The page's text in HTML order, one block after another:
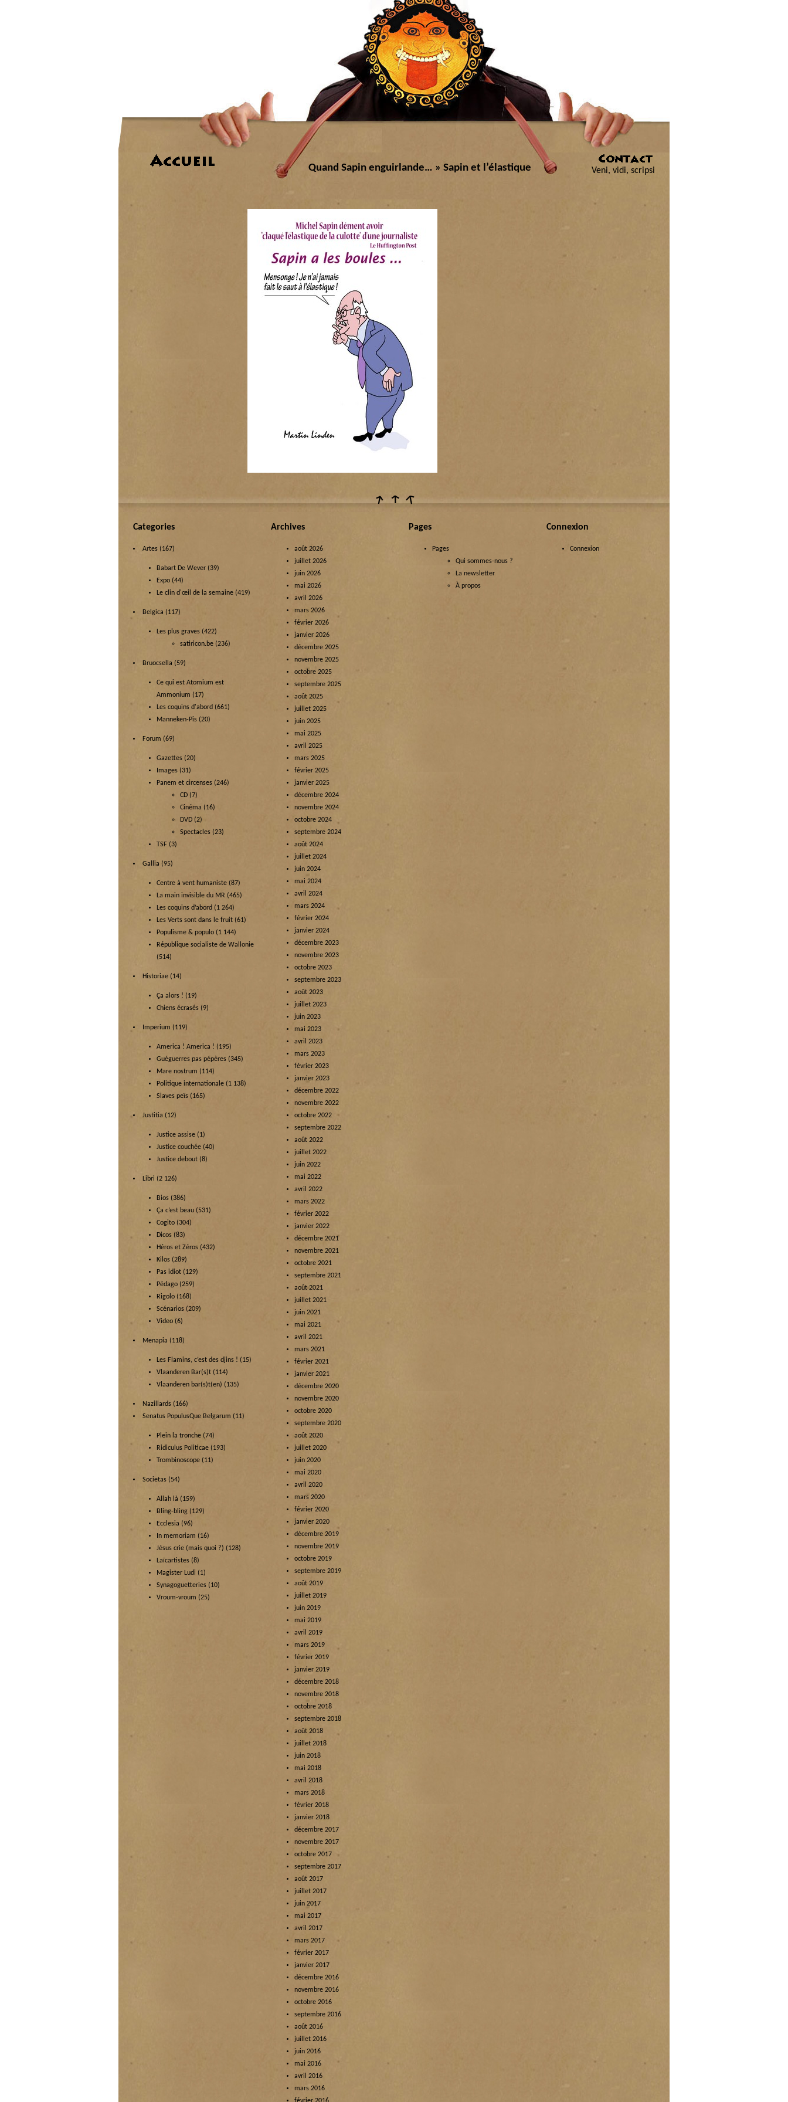
Quand Sapin enguirlande… » Sapin et l’élastique Veni, vidi, scripsi
Categories
Artes (167)
Babart De Wever (39)
Expo (44)
Le clin d'œil de la semaine (419)
Belgica (117)
Les plus graves (422)
satiricon.be (236)
Bruocsella (59)
Ce qui est Atomium est
Ammonium (17)
Les coquins d'abord (661)
Manneken-Pis (20)
Forum (69)
Gazettes (20)
Images (31)
Panem et circenses (246)
CD (7)
Cinéma (16)
DVD (2)
Spectacles (23)
TSF (3)
Gallia (95)
Centre à vent humaniste (87)
La main invisible du MR (465)
Les coquins d’abord (1 264)
Les Verts sont dans le fruit (61)
Populisme & populo (1 144)
République socialiste de Wallonie
(514)
Historiae (14)
Ça alors ! (19)
Chiens écrasés (9)
Imperium (119)
America ! America ! (195)
Guéguerres pas pépères (345)
Mare nostrum (114)
Politique internationale (1 138)
Slaves peïs (165)
Justitia (12)
Justice assise (1)
Justice couchée (40)
Justice debout (8)
Libri (2 126)
Bios (386)
Ça c’est beau (531)
Cogito (304)
Dicos (83)
Héros et Zéros (432)
Kilos (289)
Pas idiot (129)
Pédago (259)
Rigolo (168)
Scénarios (209)
Video (6)
Menapia (118)
Les Flamins, c’est des djins ! (15)
Vlaanderen Bar(s)t (114)
Vlaanderen bar(s)t(en) (135)
Nazillards (166)
Senatus PopulusQue Belgarum (11)
Plein la tronche (74)
Ridiculus Politicae (193)
Trombinoscope (11)
Societas (54)
Allah là (159)
Bling-bling (129)
Ecclesia (96)
In memoriam (16)
Jésus crie (mais quoi ?) (128)
Laïcartistes (8)
Magister Ludi (1)
Synagoguetteries (10)
Vroum-vroum (25)
Archives
août 2026
juillet 2026
juin 2026
mai 2026
avril 2026
mars 2026
février 2026
janvier 2026
décembre 2025
novembre 2025
octobre 2025
septembre 2025
août 2025
juillet 2025
juin 2025
mai 2025
avril 2025
mars 2025
février 2025
janvier 2025
décembre 2024
novembre 2024
octobre 2024
septembre 2024
août 2024
juillet 2024
juin 2024
mai 2024
avril 2024
mars 2024
février 2024
janvier 2024
décembre 2023
novembre 2023
octobre 2023
septembre 2023
août 2023
juillet 2023
juin 2023
mai 2023
avril 2023
mars 2023
février 2023
janvier 2023
décembre 2022
novembre 2022
octobre 2022
septembre 2022
août 2022
juillet 2022
juin 2022
mai 2022
avril 2022
mars 2022
février 2022
janvier 2022
décembre 2021
novembre 2021
octobre 2021
septembre 2021
août 2021
juillet 2021
juin 2021
mai 2021
avril 2021
mars 2021
février 2021
janvier 2021
décembre 2020
novembre 2020
octobre 2020
septembre 2020
août 2020
juillet 2020
juin 2020
mai 2020
avril 2020
mars 2020
février 2020
janvier 2020
décembre 2019
novembre 2019
octobre 2019
septembre 2019
août 2019
juillet 2019
juin 2019
mai 2019
avril 2019
mars 2019
février 2019
janvier 2019
décembre 2018
novembre 2018
octobre 2018
septembre 2018
août 2018
juillet 2018
juin 2018
mai 2018
avril 2018
mars 2018
février 2018
janvier 2018
décembre 2017
novembre 2017
octobre 2017
septembre 2017
août 2017
juillet 2017
juin 2017
mai 2017
avril 2017
mars 2017
février 2017
janvier 2017
décembre 2016
novembre 2016
octobre 2016
septembre 2016
août 2016
juillet 2016
juin 2016
mai 2016
avril 2016
mars 2016
Pages
Pages
Qui sommes-nous ?
La newsletter
À propos
Connexion
Connexion